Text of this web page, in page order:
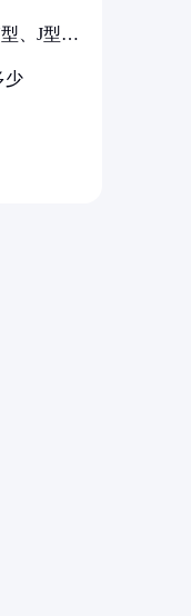
、J型、
少